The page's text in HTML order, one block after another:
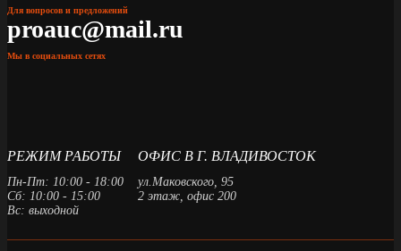
Для вопросов и предложений
proauc@mail.ru
Мы в социальных сетях
РЕЖИМ РАБОТЫ
Пн-Пт: 10:00 - 18:00
Сб: 10:00 - 15:00
Вс: выходной
ОФИС В Г. ВЛАДИВОСТОК
ул.Маковского, 95
2 этаж, офис 200